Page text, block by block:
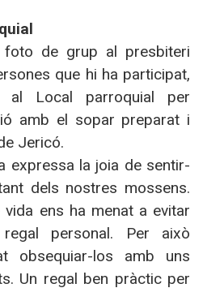
de grup al presbiteri
que hi ha participat,
Local parroquial per
amb el sopar preparat i
Jericó.
expressa la joia de sentir-
dels nostres mossens.
ens ha menat a evitar
personal. Per això
obsequiar-los amb uns
Un regal ben pràctic per